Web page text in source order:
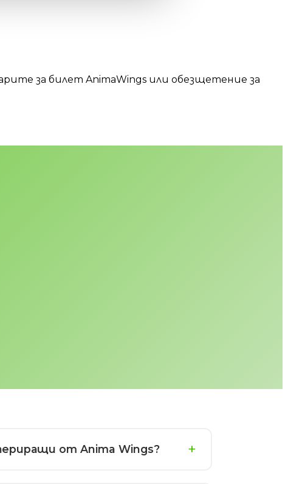
за билет AnimaWings или обезщетение за
от Anima Wings?